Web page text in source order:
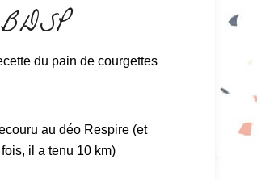
du pain de courgettes
au déo Respire (et
il a tenu 10 km)